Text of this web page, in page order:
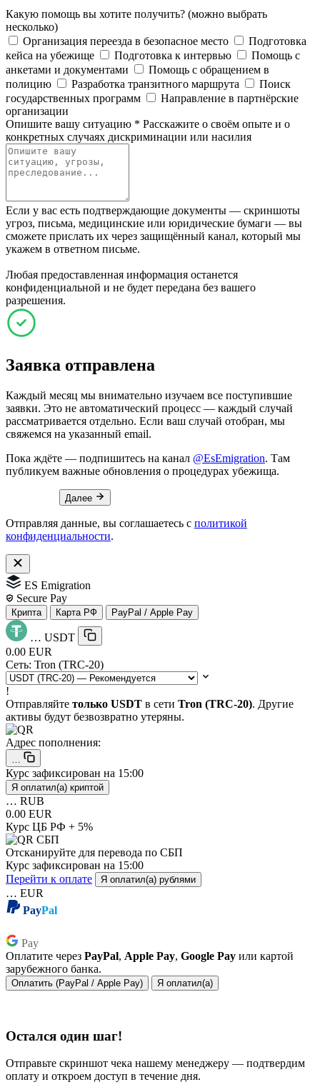
Какую помощь вы хотите получить? (можно выбрать
несколько)
Организация переезда в безопасное место
Подготовка
кейса на убежище
Подготовка к интервью
Помощь с
анкетами и документами
Помощь с обращением в
полицию
Разработка транзитного маршрута
Поиск
государственных программ
Направление в партнёрские
организации
Опишите вашу ситуацию * Расскажите о своём опыте и о
конкретных случаях дискриминации или насилия
Если у вас есть подтверждающие документы — скриншоты
угроз, письма, медицинские или юридические бумаги — вы
сможете прислать их через защищённый канал, который мы
укажем в ответном письме.
Любая предоставленная информация останется
конфиденциальной и не будет передана без вашего
разрешения.
Заявка отправлена
Каждый месяц мы внимательно изучаем все поступившие
заявки. Это не автоматический процесс — каждый случай
рассматривается отдельно. Если ваш случай отобран, мы
свяжемся на указанный email.
Пока ждёте — подпишитесь на канал @EsEmigration. Там
публикуем важные обновления о процедурах убежища.
Далее
Отправляя данные, вы соглашаетесь с политикой
конфиденциальности.
ES Emigration
Secure Pay
Крипта Карта РФ PayPal / Apple Pay
… USDT
0.00 EUR
Сеть: Tron (TRC-20)
!
Отправляйте только USDT в сети Tron (TRC-20). Другие
активы будут безвозвратно утеряны.
Адрес пополнения:
…
Курс зафиксирован на 15:00
Я оплатил(а) криптой
… RUB
0.00 EUR
Курс ЦБ РФ + 5%
Отсканируйте для перевода по СБП
Курс зафиксирован на 15:00
Перейти к оплате
Я оплатил(а) рублями
… EUR
PayPal
Pay
Оплатите через PayPal, Apple Pay, Google Pay или картой
зарубежного банка.
Оплатить (PayPal / Apple Pay) Я оплатил(а)
Остался один шаг!
Отправьте скриншот чека нашему менеджеру — подтвердим
оплату и откроем доступ в течение дня.